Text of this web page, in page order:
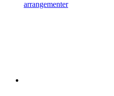
arrangementer